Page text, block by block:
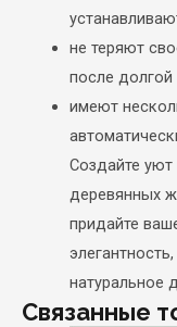
не теряют
после долгой
имеют
Создайте
деревянных
придайте
натуральное
Связанные